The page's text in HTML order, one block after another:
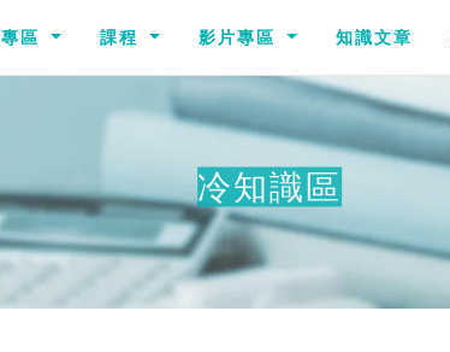
區 課程 影片專區 知識文章
冷知識區